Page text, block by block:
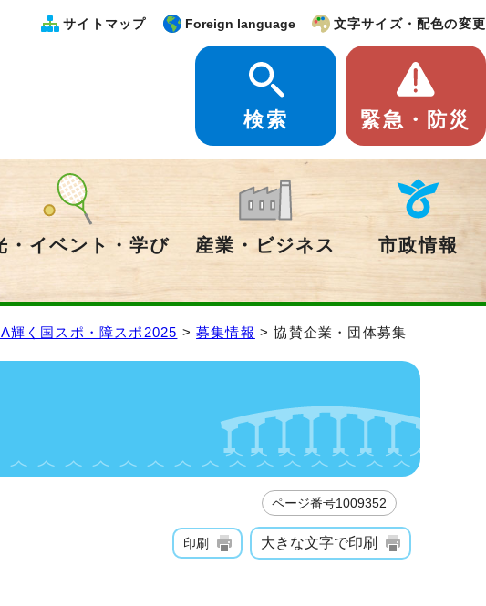
サイトマップ Foreign language 文字サイズ・配色の変更
検索 緊急・防災
・イベント・学び 産業・ビジネス 市政情報
輝く国スポ・障スポ2025 >募集情報 > 協賛企業・団体募集
ページ番号1009352
印刷 大きな文字で印刷